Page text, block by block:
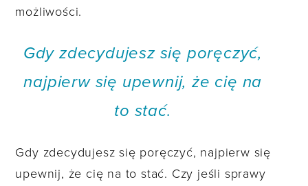
możliwości.
Gdy zdecydujesz się poręczyć,
najpierw się upewnij, że cię na
to stać.
Gdy zdecydujesz się poręczyć, najpierw się
upewnij, że cię na to stać. Czy jeśli sprawy